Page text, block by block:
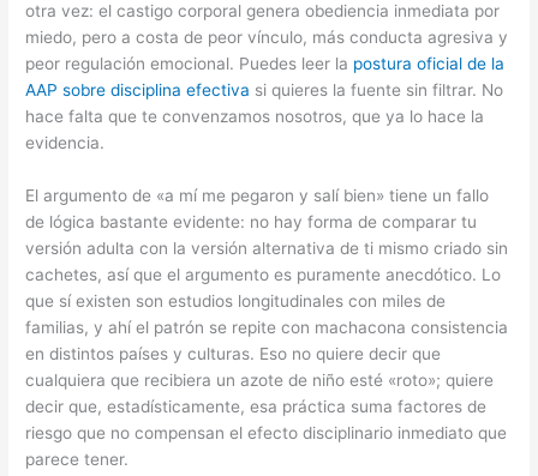
otra vez: el castigo corporal genera obediencia inmediata por
miedo, pero a costa de peor vínculo, más conducta agresiva y
peor regulación emocional. Puedes leer la postura oficial de la
AAP sobre disciplina efectiva si quieres la fuente sin filtrar. No
hace falta que te convenzamos nosotros, que ya lo hace la
evidencia.
El argumento de «a mí me pegaron y salí bien» tiene un fallo
de lógica bastante evidente: no hay forma de comparar tu
versión adulta con la versión alternativa de ti mismo criado sin
cachetes, así que el argumento es puramente anecdótico. Lo
que sí existen son estudios longitudinales con miles de
familias, y ahí el patrón se repite con machacona consistencia
en distintos países y culturas. Eso no quiere decir que
cualquiera que recibiera un azote de niño esté «roto»; quiere
decir que, estadísticamente, esa práctica suma factores de
riesgo que no compensan el efecto disciplinario inmediato que
parece tener.